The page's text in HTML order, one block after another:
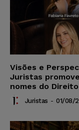
Visões e
Juristas
nomes do Direito
Juristas - 01/08/